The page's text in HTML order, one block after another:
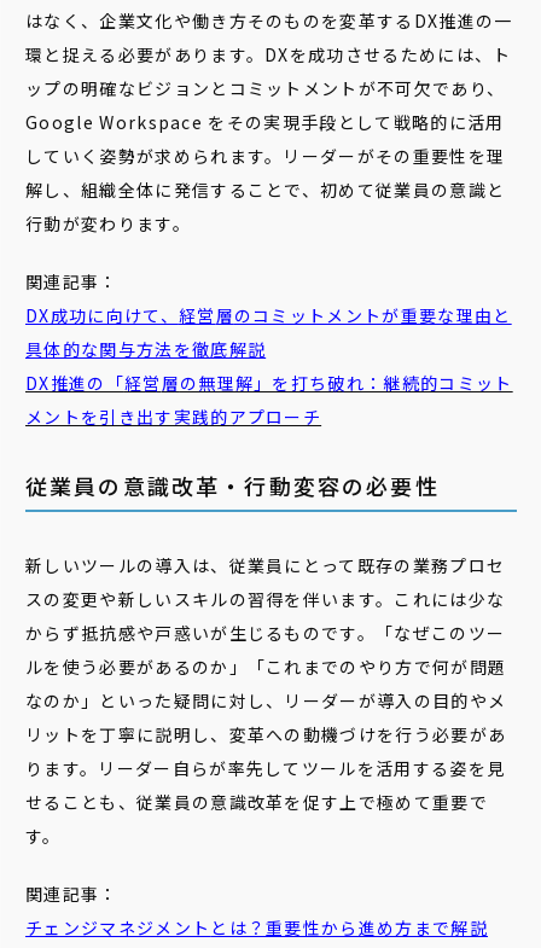
はなく、企業文化や働き方そのものを変革するDX推進の一
環と捉える必要があります。DXを成功させるためには、ト
ップの明確なビジョンとコミットメントが不可欠であり、
Google Workspace をその実現手段として戦略的に活用
していく姿勢が求められます。リーダーがその重要性を理
解し、組織全体に発信することで、初めて従業員の意識と
行動が変わります。
関連記事：
DX成功に向けて、 経営層のコミットメントが重要な理由と
具体的な関与方法を徹底解説
DX推進の「経営層の無理解」を打ち破れ：継続的コミット
メントを引き出す実践的アプローチ
従業員の意識改革・行動変容の必要性
新しいツールの導入は、従業員にとって既存の業務プロセ
スの変更や新しいスキルの習得を伴います。これには少な
からず抵抗感や戸惑いが生じるものです。「なぜこのツー
ルを使う必要があるのか」「これまでのやり方で何が問題
なのか」といった疑問に対し、リーダーが導入の目的やメ
リットを丁寧に説明し、変革への動機づけを行う必要があ
ります。リーダー自らが率先してツールを活用する姿を見
せることも、従業員の意識改革を促す上で極めて重要で
す。
関連記事：
チェンジマネジメント とは？重要性から進め方まで解説